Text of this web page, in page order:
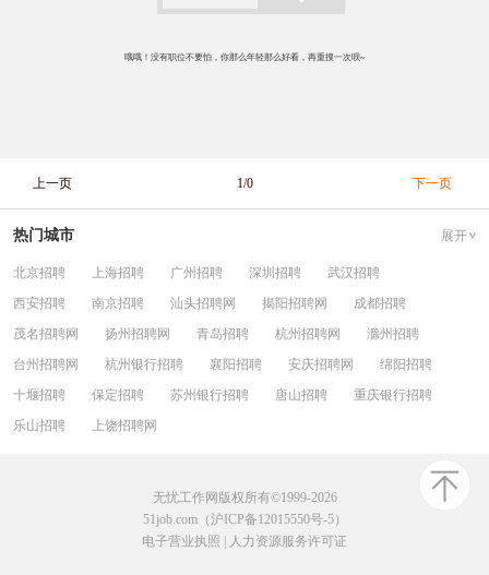
哦哦！没有职位不要怕，你那么年轻那么好看，再重搜一次呗~
上一页 1/0 下一页
热门城市 展开
北京招聘 上海招聘 广州招聘 深圳招聘
武汉招聘
西安招聘
南京招聘 汕头招聘网 揭阳招聘网
成都招聘
茂名招聘网
扬州招聘网 青岛招聘 杭州招聘网
滁州招聘
台州招聘网
杭州银行招聘 襄阳招聘 安庆招聘网
绵阳招聘
十堰招聘
保定招聘 苏州银行招聘 唐山招聘
重庆银行招聘
乐山招聘
上饶招聘网
无忧工作网版权所有©1999-2026
51job.com（沪ICP备12015550号-5）
电子营业执照
人力资源服务许可证